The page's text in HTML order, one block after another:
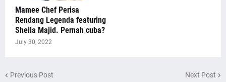
Mamee Chef Perisa
Rendang Legenda featuring
Sheila Majid. Pernah cuba?
July 30, 2022
Previous Post Next Post